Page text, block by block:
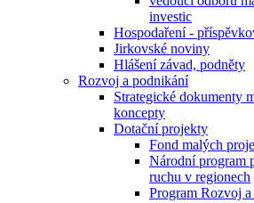
investic
Hospodaření -
Jirkovské noviny
Hlášení závad, podněty
Rozvoj a podnikání
Strategické dokumenty
koncepty
Dotační projekty
Fond malých
Národní program
ruchu v regionech
Program Rozvoj